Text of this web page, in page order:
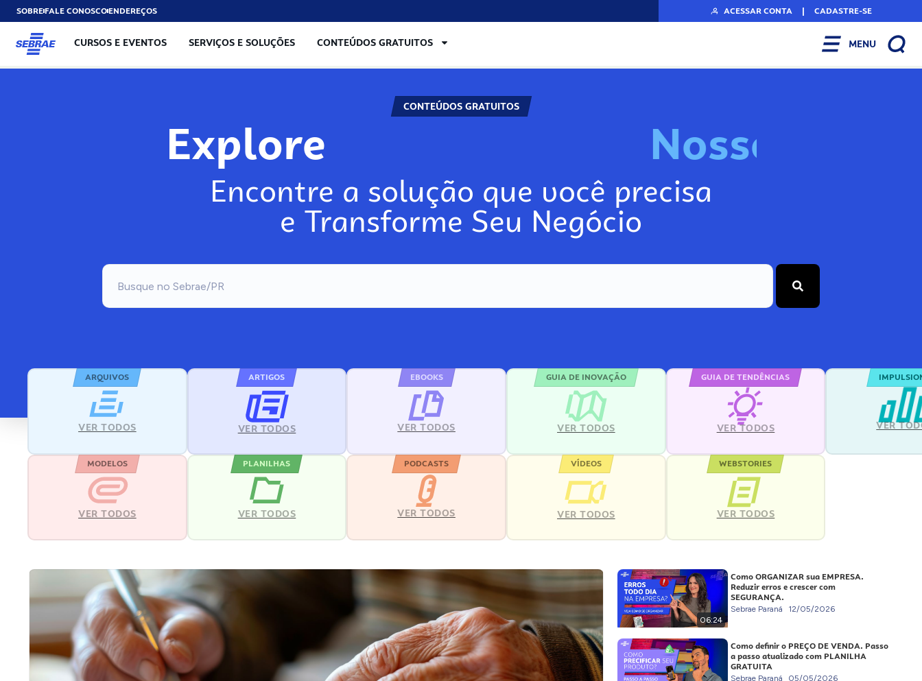
SOBREFALE CONOSCOENDEREÇOS ACESSAR CONTA | CADASTRE-SE
CURSOS E EVENTOS SERVIÇOS E SOLUÇÕES CONTEÚDOS GRATUITOS MENU
CONTEÚDOS GRATUITOS
Explore Nosso
Encontre a solução que você precisa
e Transforme Seu Negócio
ARQUIVOS
VER TODOS
ARTIGOS
VER TODOS
EBOOKS
VER TODOS
GUIA DE INOVAÇÃO
VER TODOS
GUIA DE TENDÊNCIAS
VER TODOS VER
MODELOS
VER TODOS
PLANILHAS
VER TODOS
PODCASTS
VER TODOS
VÍDEOS
VER TODOS
WEBSTORIES
VER TODOS
06:24
Como ORGANIZAR sua EMPRESA.
Reduzir erros e crescer com
SEGURANÇA.
Sebrae Paraná 12/05/2026
Como definir o PREÇO DE VENDA. Passo
a passo atualizado com PLANILHA
GRATUITA
Sebrae Paraná 05/05/2026